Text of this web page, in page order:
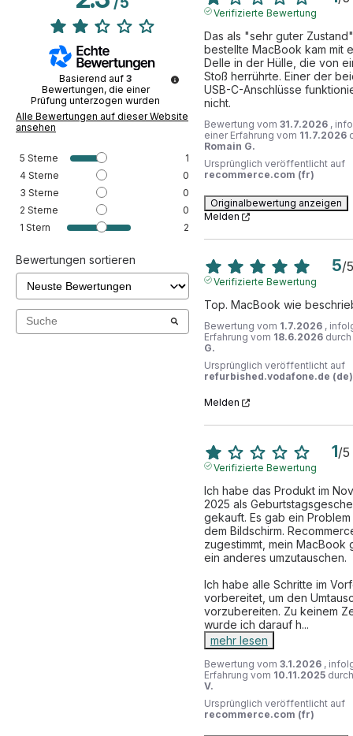
Basierend auf 3
Bewertungen, die einer
Prüfung unterzogen wurden
Alle Bewertungen auf dieser Website
ansehen
5 Sterne
1
4 Sterne
0
3 Sterne
0
2 Sterne
0
1 Stern 2
Bewertungen sortieren
Verifizierte Bewertung
Das als "sehr guter Zustand"
bestellte MacBook kam mit
Delle in der Hülle, die von
Stoß herrührte. Einer der
USB-C-Anschlüsse
nicht.
Bewertung vom 31.7.2026 ,
einer Erfahrung vom 11.7.2026
Romain G.
Ursprünglich veröffentlicht auf
recommerce.com (fr)
Originalbewertung anzeigen
Melden
5/5
Verifizierte Bewertung
Top. MacBook wie
Bewertung vom 1.7.2026 ,
Erfahrung vom 18.6.2026 durch
G.
Ursprünglich veröffentlicht auf
refurbished.vodafone.de (de)
Melden
1/5
Verifizierte Bewertung
Ich habe das Produkt im
2025 als
gekauft. Es gab ein Problem
dem Bildschirm.
zugestimmt, mein MacBook
ein anderes umzutauschen.
Ich habe alle Schritte im
vorbereitet, um den
vorzubereiten. Zu keinem
wurde ich darauf h...
mehr lesen
Bewertung vom 3.1.2026 ,
Erfahrung vom 10.11.2025
V.
Ursprünglich veröffentlicht auf
recommerce.com (fr)